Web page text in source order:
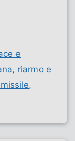
e
, riarmo e
,